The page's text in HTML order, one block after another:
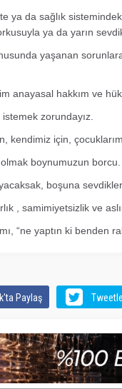
ya da sağlık
ya da yarın
yaşanan
anayasal hakkım ve
zorundayız.
kendimiz için,
boynumuzun borcu.
boşuna
, samimiyetsizlik ve
“ne yaptın ki benden
Paylaş Tweetle